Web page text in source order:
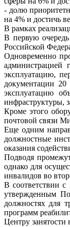
- долю
на 4% и достичь
В рамках
В первую
Российской
Одновременно
администрацией
эксплуатацию,
документации
эксплуатацию
инфраструктуры,
Кроме этого
почтовой связи
Еще одним
должностные
оказания
Подводя
однако для
инвалидов во
В соответствии с
утвержденным
должностях для
программ
Центру занятости